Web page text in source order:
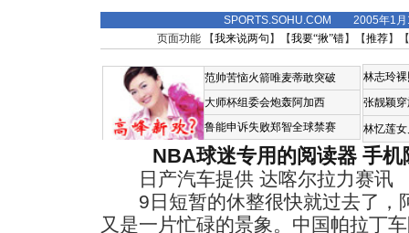
SPORTS.SOHU.COM 2005年1
页面功能 【我来说两句 】【我要“揪”错】【推荐】
范帅苦恼火箭唯麦蒂敢突破
大师杯组委会炮轰阿加西
鲁能申诉失败郑智全球禁赛
林志玲
张靓颖
林忆莲
NBA球迷专用的阅读器 手机
日产汽车提供 达喀尔拉力赛讯
9日短暂的休整很快就过去了，
又是一片忙碌的景象。中国帕拉丁